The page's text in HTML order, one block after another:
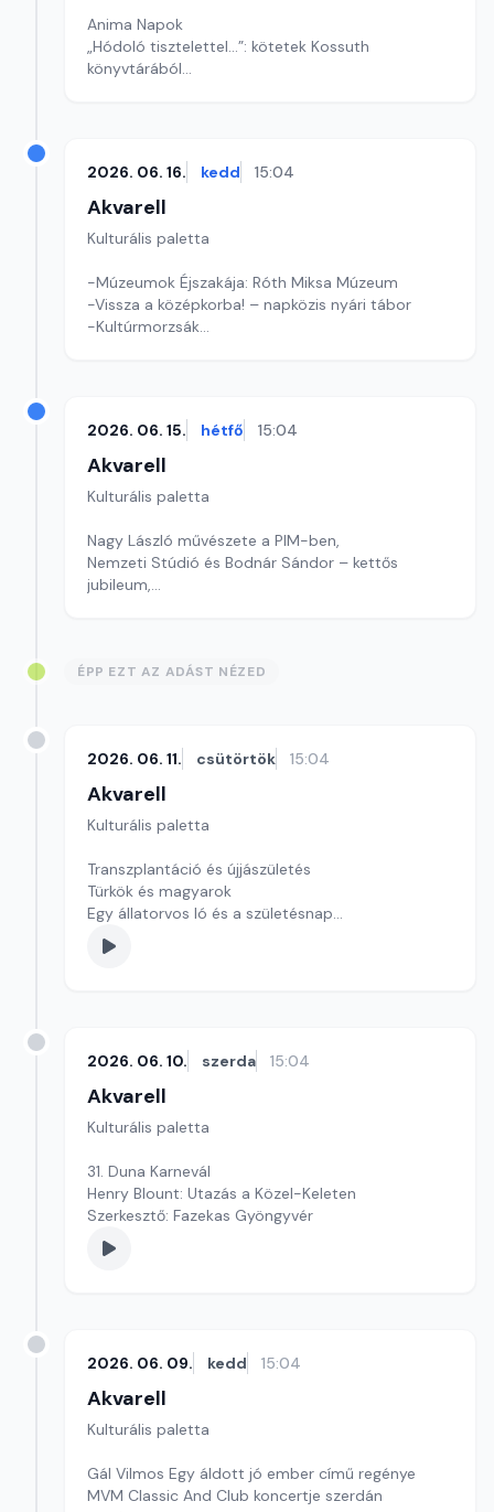
Anima Napok
„Hódoló tisztelettel...”: kötetek Kossuth
könyvtárából
2026. 06. 16. kedd 15:04
Akvarell
Kulturális paletta
-Múzeumok Éjszakája: Róth Miksa Múzeum
-Vissza a középkorba! – napközis nyári tábor
-Kultúrmorzsák
2026. 06. 15. hétfő 15:04
Akvarell
Kulturális paletta
Nagy László művészete a PIM-ben,
Nemzeti Stúdió és Bodnár Sándor – kettős
jubileum,
ÉPP EZT AZ ADÁST NÉZED
2026. 06. 11. csütörtök 15:04
Akvarell
Kulturális paletta
Transzplantáció és újjászületés
Türkök és magyarok
Egy állatorvos ló és a születésnap
Szerkesztő: Nagy György András
2026. 06. 10. szerda 15:04
Akvarell
Kulturális paletta
31. Duna Karnevál
Henry Blount: Utazás a Közel-Keleten
Szerkesztő: Fazekas Gyöngyvér
2026. 06. 09. kedd 15:04
Akvarell
Kulturális paletta
Gál Vilmos Egy áldott jó ember című regénye
MVM Classic And Club koncertje szerdán